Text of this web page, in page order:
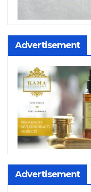
Advertisement
Advertisement